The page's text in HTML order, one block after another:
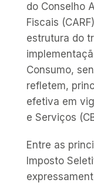
do Conselho
Fiscais
estrutura do
Consumo,
refletem,
efetiva em
e Serviços
Entre as
Imposto